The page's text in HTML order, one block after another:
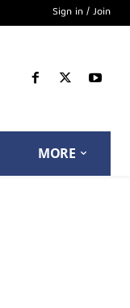
Sign in / Join
MORE